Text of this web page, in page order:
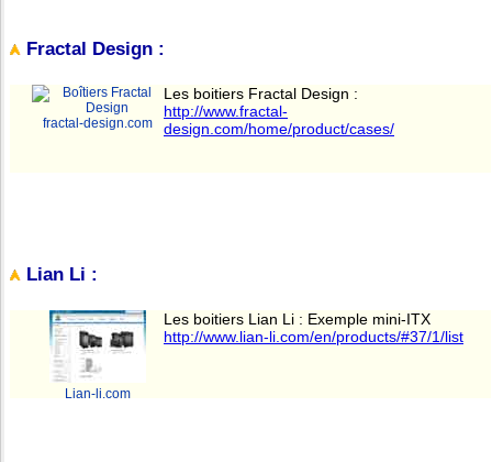
Fractal Design :
fractal-design.com
Les boitiers Fractal Design :
http://www.fractal-
design.com/home/product/cases/
Lian Li :
Lian-li.com
Les boitiers Lian Li : Exemple mini-ITX
http://www.lian-li.com/en/products/#37/1/list